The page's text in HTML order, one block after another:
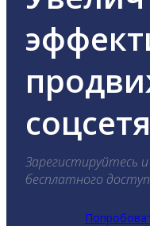
Зарегистируйтесь
бесплатного